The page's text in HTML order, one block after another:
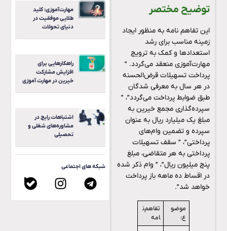
توضیح مختصر
این تفاهم نامه به منظور ایجاد
زمینه مناسب برای رشد
استعدادها و کمک به ترویج
مهارت‌آموزی منعقد می‌گردد. ”
پرداخت تسهیلات قرض‌الحسنه
در هر سال به معرفی‌ شدگان
طبق ضوابط پرداخت می‌گردد”، ”
سپرده‌گذاری مجمع خیرین به
مبلغ یک میلیارد ریال به عنوان
سپرده و تضمین وام‌های
پرداختی”، ” سقف تسهیلات
پرداختی به هر متقاضی، مبلغ
پنج میلیون ریال”، ” وام ذکر شده
در اقساط ده ماهه باز پرداخت
خواهد شد”.
موضو
تفاهم‌ن
مهارت‌آموزی: کلید
طلایی موفقیت در
دنیای تحولات
راهکارهایی برای
افزایش مشارکت
خیرین در مهارت آموزی
اشتباهات رایج در
مشاوره‌های شغلی و
تحصیلی
شبکه های اجتماعی